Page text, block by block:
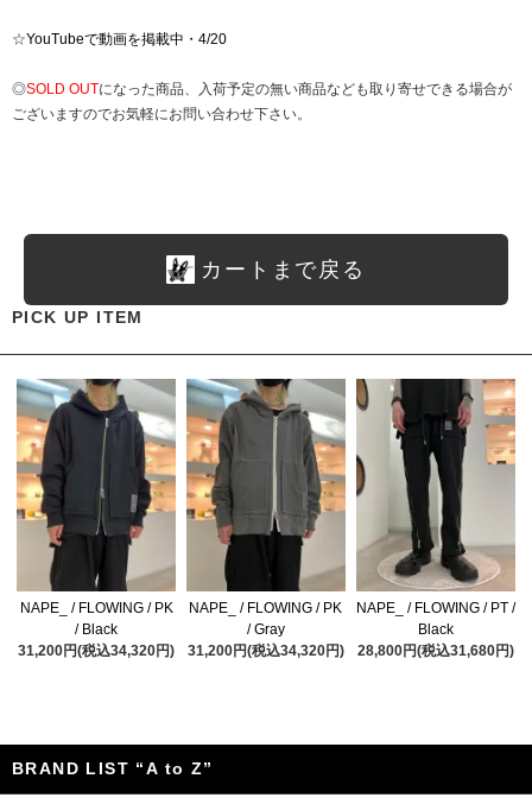
☆YouTubeで動画を掲載中・4/20
◎SOLD OUTになった商品、入荷予定の無い商品なども取り寄せできる場合が
ございますのでお気軽にお問い合わせ下さい。
カートまで戻る
PICK UP ITEM
NAPE_ / FLOWING / PK
/ Black
31,200円(税込34,320円)
NAPE_ / FLOWING / PK
/ Gray
31,200円(税込34,320円)
NAPE_ / FLOWING / PT /
Black
28,800円(税込31,680円)
BRAND LIST “A to Z”